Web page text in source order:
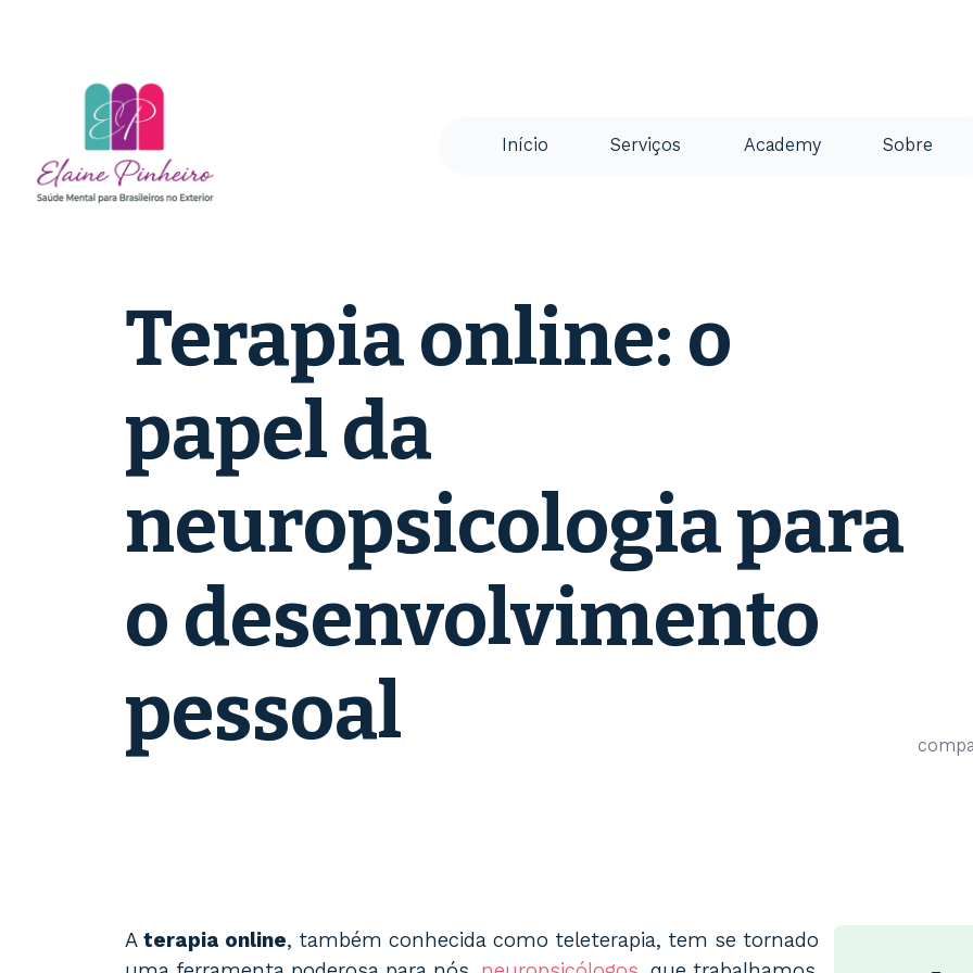
Início Serviços Academy Sobre
Terapia online: o
papel da
neuropsicologia para
o desenvolvimento
pessoal
Aterapia online, também conhecida como teleterapia, tem se tornado